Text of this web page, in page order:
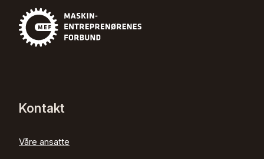
Kontakt
Våre ansatte